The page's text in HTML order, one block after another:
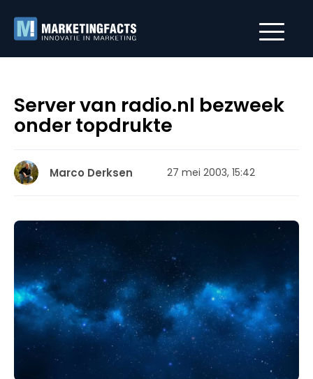
Server van radio.nl bezweek
onder topdrukte
Marco Derksen 27 mei 2003, 15:42